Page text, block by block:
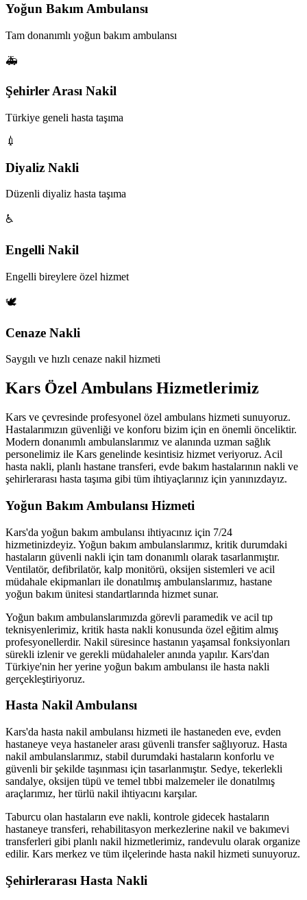
Yoğun Bakım Ambulansı
Tam donanımlı yoğun bakım ambulansı
🚑
Şehirler Arası Nakil
Türkiye geneli hasta taşıma
💉
Diyaliz Nakli
Düzenli diyaliz hasta taşıma
♿
Engelli Nakil
Engelli bireylere özel hizmet
🕊️
Cenaze Nakli
Saygılı ve hızlı cenaze nakil hizmeti
Kars Özel Ambulans Hizmetlerimiz
Kars ve çevresinde profesyonel özel ambulans hizmeti sunuyoruz.
Hastalarımızın güvenliği ve konforu bizim için en önemli önceliktir.
Modern donanımlı ambulanslarımız ve alanında uzman sağlık
personelimiz ile Kars genelinde kesintisiz hizmet veriyoruz. Acil
hasta nakli, planlı hastane transferi, evde bakım hastalarının nakli ve
şehirlerarası hasta taşıma gibi tüm ihtiyaçlarınız için yanınızdayız.
Yoğun Bakım Ambulansı Hizmeti
Kars'da yoğun bakım ambulansı ihtiyacınız için 7/24
hizmetinizdeyiz. Yoğun bakım ambulanslarımız, kritik durumdaki
hastaların güvenli nakli için tam donanımlı olarak tasarlanmıştır.
Ventilatör, defibrilatör, kalp monitörü, oksijen sistemleri ve acil
müdahale ekipmanları ile donatılmış ambulanslarımız, hastane
yoğun bakım ünitesi standartlarında hizmet sunar.
Yoğun bakım ambulanslarımızda görevli paramedik ve acil tıp
teknisyenlerimiz, kritik hasta nakli konusunda özel eğitim almış
profesyonellerdir. Nakil süresince hastanın yaşamsal fonksiyonları
sürekli izlenir ve gerekli müdahaleler anında yapılır. Kars'dan
Türkiye'nin her yerine yoğun bakım ambulansı ile hasta nakli
gerçekleştiriyoruz.
Hasta Nakil Ambulansı
Kars'da hasta nakil ambulansı hizmeti ile hastaneden eve, evden
hastaneye veya hastaneler arası güvenli transfer sağlıyoruz. Hasta
nakil ambulanslarımız, stabil durumdaki hastaların konforlu ve
güvenli bir şekilde taşınması için tasarlanmıştır. Sedye, tekerlekli
sandalye, oksijen tüpü ve temel tıbbi malzemeler ile donatılmış
araçlarımız, her türlü nakil ihtiyacını karşılar.
Taburcu olan hastaların eve nakli, kontrole gidecek hastaların
hastaneye transferi, rehabilitasyon merkezlerine nakil ve bakımevi
transferleri gibi planlı nakil hizmetlerimiz, randevulu olarak organize
edilir. Kars merkez ve tüm ilçelerinde hasta nakil hizmeti sunuyoruz.
Şehirlerarası Hasta Nakli